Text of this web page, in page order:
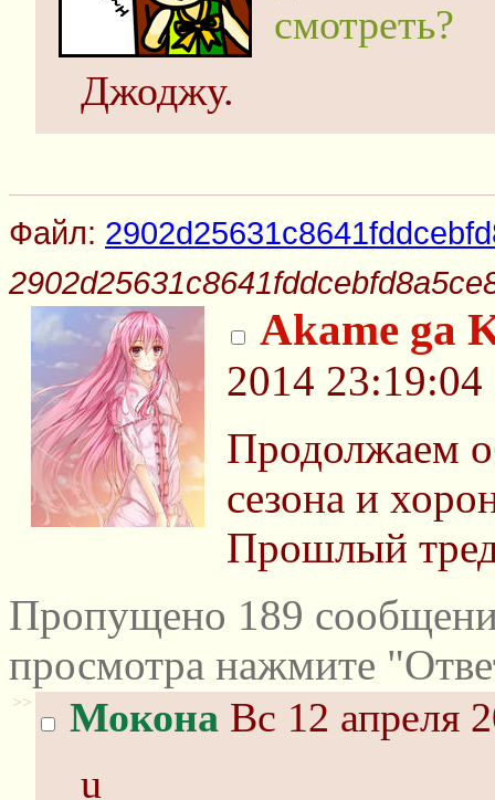
смотреть?
Джоджу.
Файл:
Akame ga
2014 23:19:04
Продолжаем
сезона и
Прошлый
Пропущено 189
просмотра нажмите
>> Мокона Вс 12 апреля
u